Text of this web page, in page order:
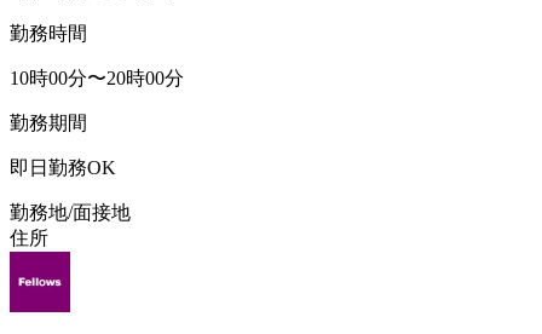
勤務時間
10時00分〜20時00分
勤務期間
即日勤務OK
勤務地/面接地
住所